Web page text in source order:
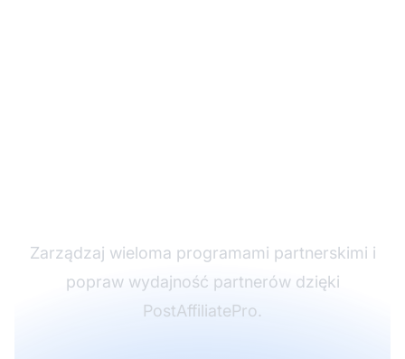
Zarządzaj wieloma programami partnerskimi i
popraw wydajność partnerów dzięki
PostAffiliatePro.